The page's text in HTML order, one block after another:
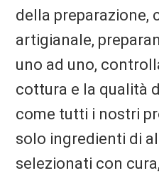
della preparazione,
artigianale,
uno ad uno,
cottura e la qualità
come tutti i nostri
solo ingredienti di
selezionati con